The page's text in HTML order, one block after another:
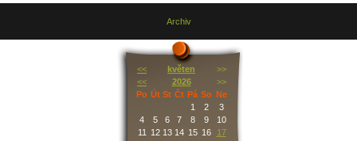
Archiv
<< květen
>>
<<
2026
>>
Po Út St Čt Pá So Ne
1
2
3
4
5 6 7 8 9
10
11
12 13 14 15 16
17